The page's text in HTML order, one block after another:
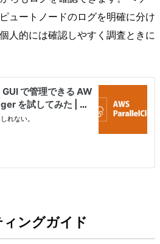
ュートノードのログを明確に分け
人的には確認しやすく調査ときに
ングガイド